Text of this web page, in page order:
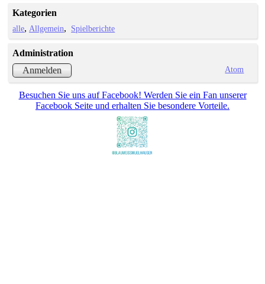
Kategorien
alle Allgemein Spielberichte
Administration
Anmelden
Atom
Besuchen Sie uns auf Facebook! Werden Sie ein Fan unserer
Facebook Seite und erhalten Sie besondere Vorteile.